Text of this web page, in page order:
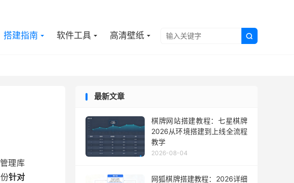

搭建指南 软件工具 高清壁纸
理库
针对
最新文章
棋牌网站搭建教程：七星棋牌
2026从环境搭建到上线全流程
教学
2026-08-04
网狐棋牌搭建教程：2026详细